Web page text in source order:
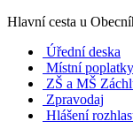
Hlavní cesta u
Úřední deska
Místní poplatky
ZŠ a MŠ
Zpravodaj
Hlášení